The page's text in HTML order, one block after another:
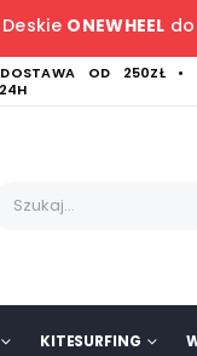
Deskie ONEWHEEL
OD 250ZŁ •
KITESURFING